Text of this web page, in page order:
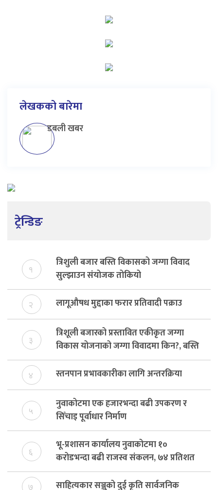
लेखकको बारेमा
डबली खबर
ट्रेन्डिङ
१
त्रिशुली बजार बस्ति विकासको जग्गा विवाद
सुल्झाउन संयोजक तोकियो
२ लागूऔषध मुद्दाका फरार प्रतिवादी पक्राउ
३
त्रिशूली बजारको प्रस्तावित एकीकृत जग्गा
विकास योजनाको जग्गा विवादमा किन?, बस्ति
विकास दर्ता नभए समिति विघटन हुने
४ स्तनपान प्रभावकारीका लागि अन्तरक्रिया
५
नुवाकोटमा एक हजारभन्दा बढी उपकरण र
सिँचाइ पूर्वाधार निर्माण
६
भू-प्रशासन कार्यालय नुवाकोटमा १०
करोडभन्दा बढी राजस्व संकलन, ७४ प्रतिशत
बेरुजु फर्छयौट
७ साहित्यकार सञ्जुको दुई कृति सार्वजनिक